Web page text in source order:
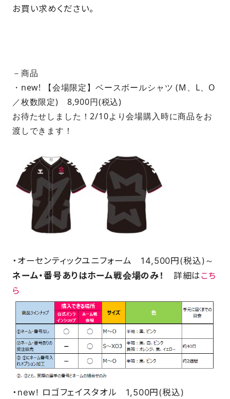
お買い求めください。
－商品
・new! 【会場限定】ベースボールシャツ (M、L、O
／枚数限定) 8,900円(税込)
お待たせしました！2/10より会場購入時に商品をお
渡しできます！
・オーセンティックユニフォーム 14,500円(税込)～
ネーム・番号ありはホーム戦会場のみ！
詳細はこち
ら
・new! ロゴフェイスタオル 1,500円(税込)